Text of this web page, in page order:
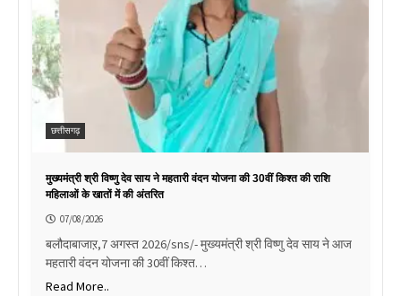
छत्तीसगढ़
मुख्यमंत्री श्री विष्णु देव साय ने महतारी वंदन योजना की 30वीं किश्त की राशि
महिलाओं के खातों में की अंतरित
07/08/2026
बलौदाबाजाऱ,7 अगस्त 2026/sns/- मुख्यमंत्री श्री विष्णु देव साय ने आज
महतारी वंदन योजना की 30वीं किश्त…
Read More..